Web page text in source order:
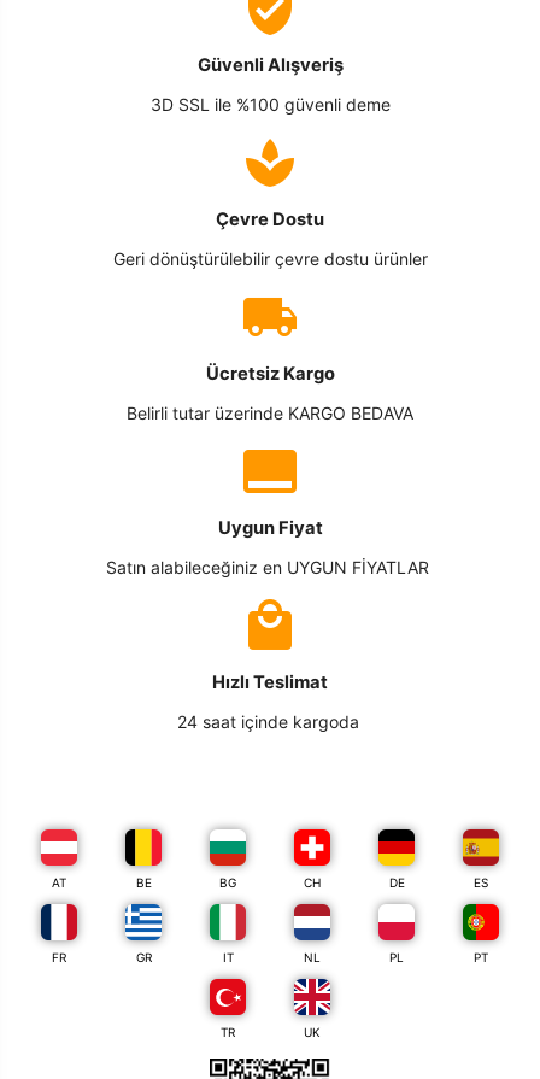
Güvenli Alışveriş
3D SSL ile %100 güvenli deme
Çevre Dostu
Geri dönüştürülebilir çevre dostu ürünler
Ücretsiz Kargo
Belirli tutar üzerinde KARGO BEDAVA
Uygun Fiyat
Satın alabileceğiniz en UYGUN FİYATLAR
Hızlı Teslimat
24 saat içinde kargoda
AT BE BG CH DE ES
FR GR IT NL PL PT
TR UK